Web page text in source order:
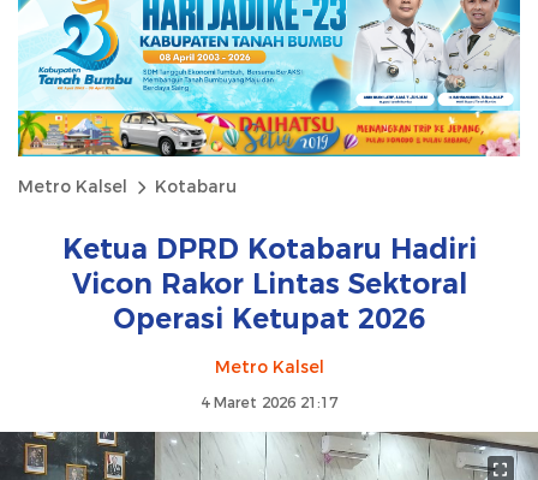
Metro Kalsel Kotabaru
Ketua DPRD Kotabaru Hadiri
Vicon Rakor Lintas Sektoral
Operasi Ketupat 2026
Metro Kalsel
4 Maret 2026 21:17